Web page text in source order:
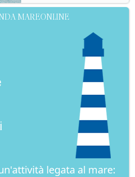
MAREONLINE
legata al mare: